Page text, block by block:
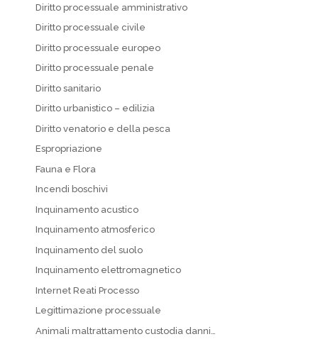
Diritto processuale amministrativo
Diritto processuale civile
Diritto processuale europeo
Diritto processuale penale
Diritto sanitario
Diritto urbanistico – edilizia
Diritto venatorio e della pesca
Espropriazione
Fauna e Flora
Incendi boschivi
Inquinamento acustico
Inquinamento atmosferico
Inquinamento del suolo
Inquinamento elettromagnetico
Internet Reati Processo
Legittimazione processuale
Animali maltrattamento custodia danni…